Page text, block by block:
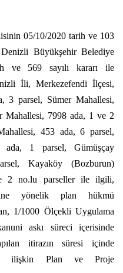
05/10/2020 tarih ve 103
Denizli Büyükşehir Belediye
ve 569 sayılı kararı ile
İli, Merkezefendi İlçesi,
3 parsel, Sümer Mahallesi,
Mahallesi, 7998 ada, 1 ve 2
453 ada, 6 parsel,
ada, 1 parsel, Gümüşçay
Kayaköy (Bozburun)
2 no.lu parseller ile ilgili,
yönelik plan hükmü
1/1000 Ölçekli Uygulama
askı süreci içerisinde
itirazın süresi içinde
ilişkin Plan ve Proje